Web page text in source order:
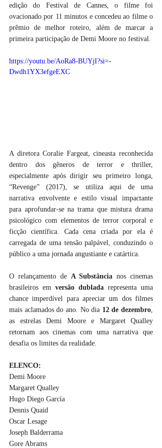
edição do Festival de Cannes, o filme foi
ovacionado por 11 minutos e concedeu ao filme o
prêmio de melhor roteiro, além de marcar a
primeira participação de Demi Moore no festival.
https://youtu.be/AoRa8-BUYjI?si=-
Dwdh1YX3efgeEXC
A diretora Coralie Fargeat, cineasta reconhecida
dentro dos gêneros de terror e thriller,
especialmente após dirigir seu primeiro longa,
“Revenge” (2017), se utiliza aqui de uma
narrativa envolvente e estilo visual impactante
para aprofundar-se na trama que mistura drama
psicológico com elementos de terror corporal e
ficção científica. Cada cena criada por ela é
carregada de uma tensão palpável, conduzindo o
público a uma jornada angustiante e catártica.
O relançamento de A Substância nos cinemas
brasileiros em versão dublada representa uma
chance imperdível para apreciar um dos filmes
mais aclamados do ano. No dia 12 de dezembro
as estrelas Demi Moore e Margaret Qualley
retornam aos cinemas com uma narrativa que
desafia os limites da realidade.
ELENCO:
Demi Moore
Margaret Qualley
Hugo Diego García
Dennis Quaid
Oscar Lesage
Joseph Balderrama
Gore Abrams